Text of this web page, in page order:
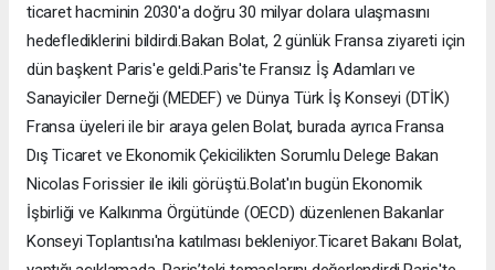
ticaret hacminin 2030'a doğru 30 milyar dolara ulaşmasını
hedeflediklerini bildirdi.Bakan Bolat, 2 günlük Fransa ziyareti için
dün başkent Paris'e geldi.Paris'te Fransız İş Adamları ve
Sanayiciler Derneği (MEDEF) ve Dünya Türk İş Konseyi (DTİK)
Fransa üyeleri ile bir araya gelen Bolat, burada ayrıca Fransa
Dış Ticaret ve Ekonomik Çekicilikten Sorumlu Delege Bakan
Nicolas Forissier ile ikili görüştü.Bolat'ın bugün Ekonomik
İşbirliği ve Kalkınma Örgütünde (OECD) düzenlenen Bakanlar
Konseyi Toplantısı'na katılması bekleniyor.Ticaret Bakanı Bolat,